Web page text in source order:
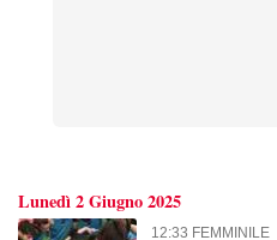
Lunedì 2 Giugno 2025
12:33 FEMMINILE